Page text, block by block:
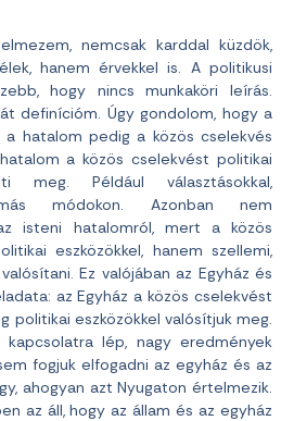
nemcsak karddal küzdök,
hanem érvekkel is. A politikusi
hogy nincs munkaköri leírás.
definícióm. Úgy gondolom, hogy a
a hatalom pedig a közös cselekvés
a közös cselekvést politikai
meg. Például választásokkal,
módokon. Azonban nem
isteni hatalomról, mert a közös
eszközökkel, hanem szellemi,
Ez valójában az Egyház és
az Egyház a közös cselekvést
politikai eszközökkel valósítjuk meg.
lép, nagy eredmények
fogjuk elfogadni az egyház és az
ahogyan azt Nyugaton értelmezik.
az áll, hogy az állam és az egyház